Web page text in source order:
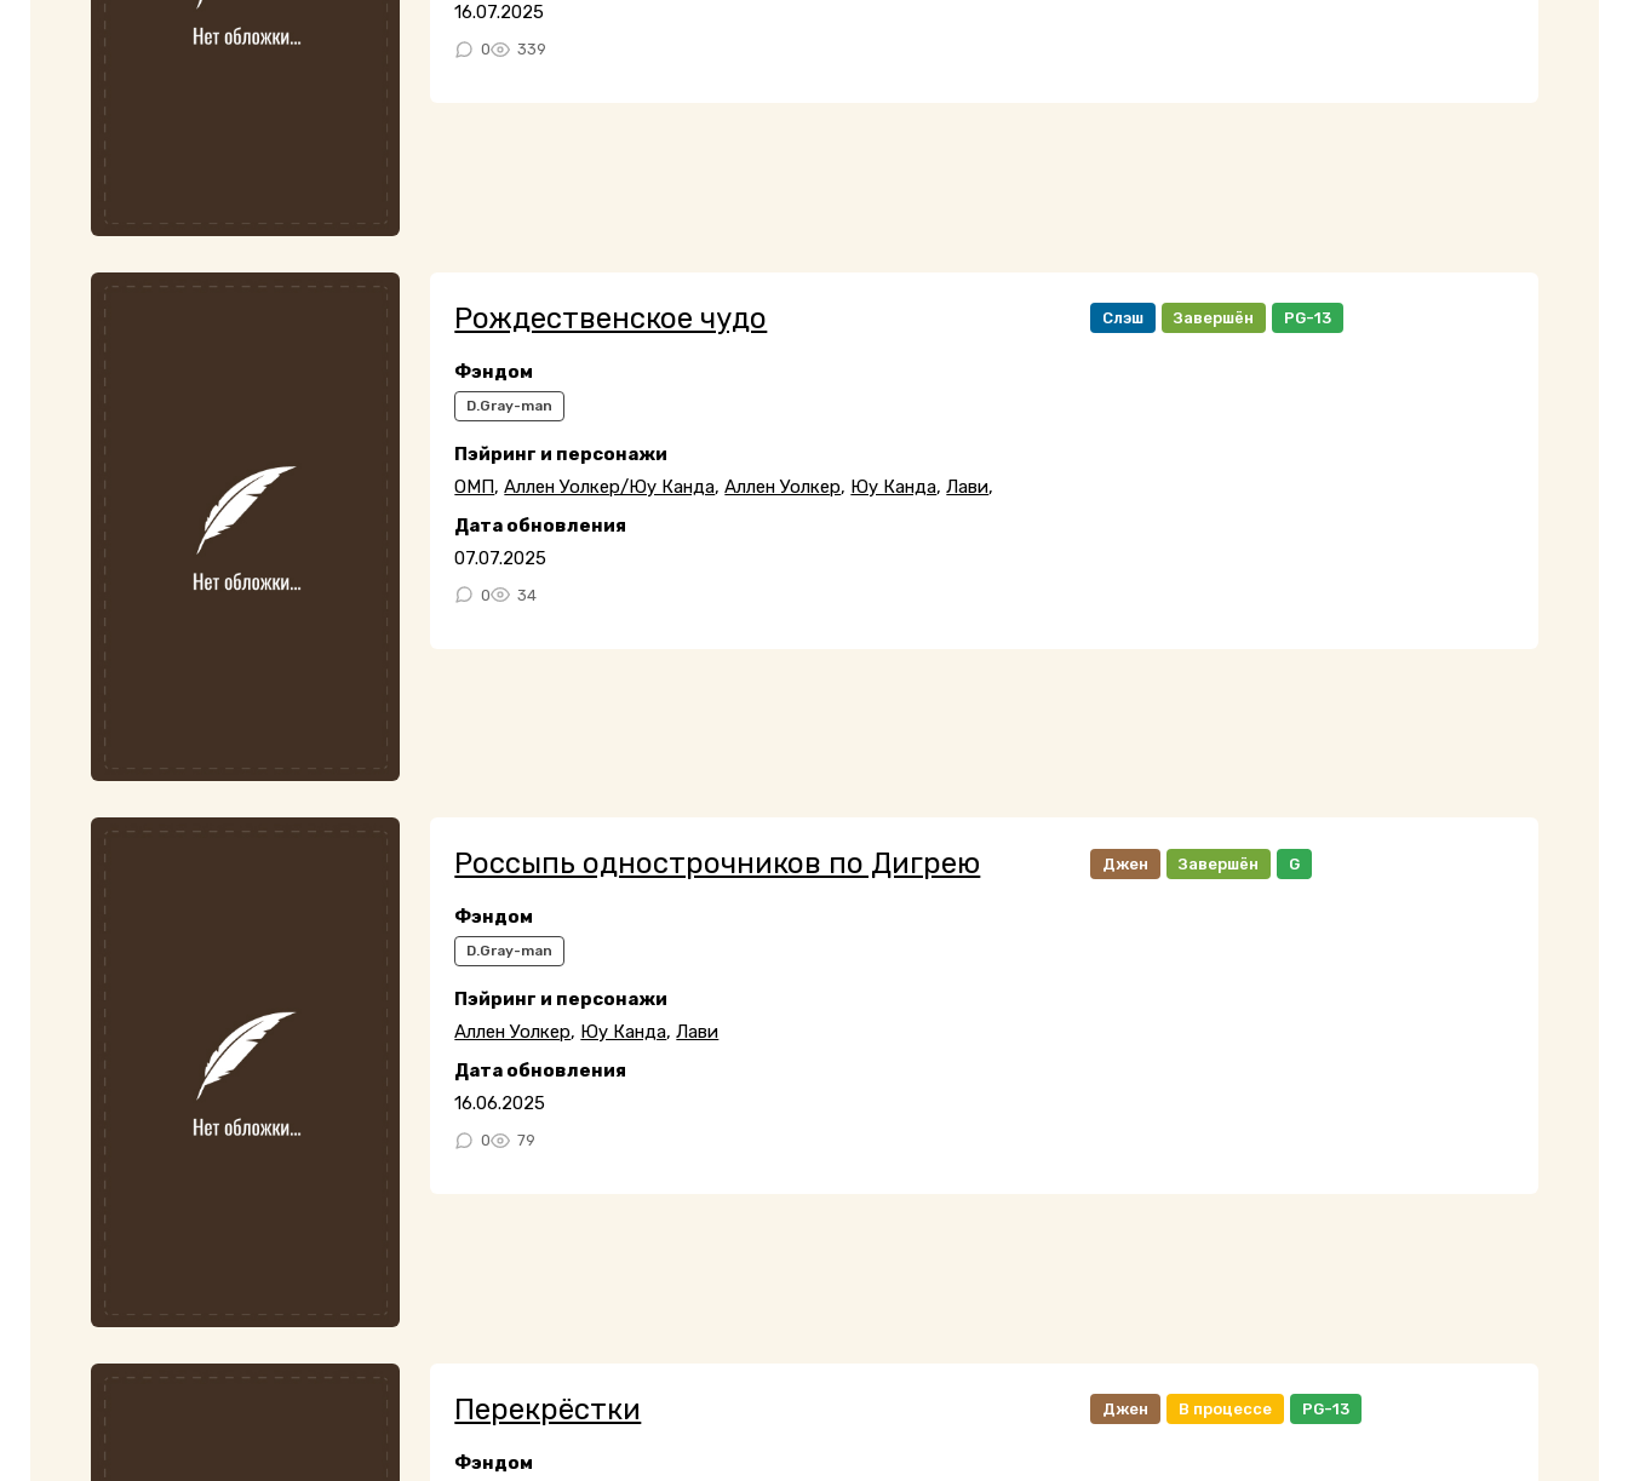
16.07.2025
0 339
Рождественское чудо Слэш Завершён PG-13
Фэндом
D.Gray-man
Пэйринг и персонажи
ОМП,Аллен Уолкер/Юу Канда,Аллен Уолкер, Юу Канда,Лави,
Дата обновления
07.07.2025
0 34
Россыпь однострочников по Дигрею Джен Завершён G
Фэндом
D.Gray-man
Пэйринг и персонажи
Аллен Уолкер, Юу Канда,Лави
Дата обновления
16.06.2025
0 79
Перекрёстки Джен В процессе PG-13
Фэндом